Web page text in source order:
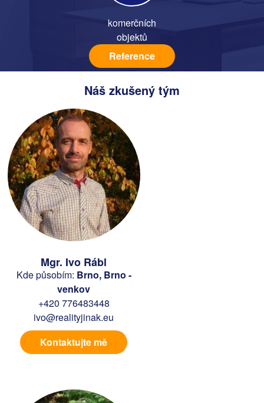
komerčních
objektů
Reference
Náš zkušený tým
Mgr. Ivo Rábl
Kde působím: Brno, Brno -
venkov
+420 776483448
ivo@realityjinak.eu
Kontaktujte mě